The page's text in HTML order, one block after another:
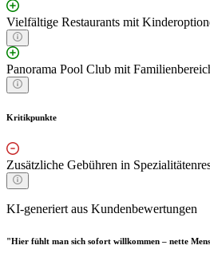
Vielfältige Restaurants mit
Panorama Pool Club mit
Kritikpunkte
Zusätzliche Gebühren in
KI-generiert aus Kundenbewertungen
"Hier fühlt man sich sofort willkommen – nette